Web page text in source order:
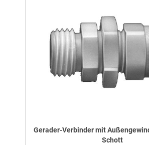
Gerader-Verbinder mit
Schott